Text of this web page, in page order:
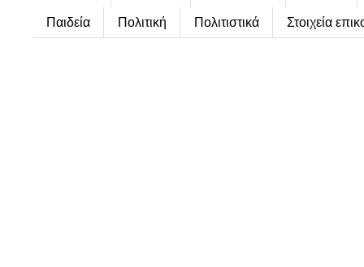
Παιδεία Πολιτική Πολιτιστικά Στοιχεία